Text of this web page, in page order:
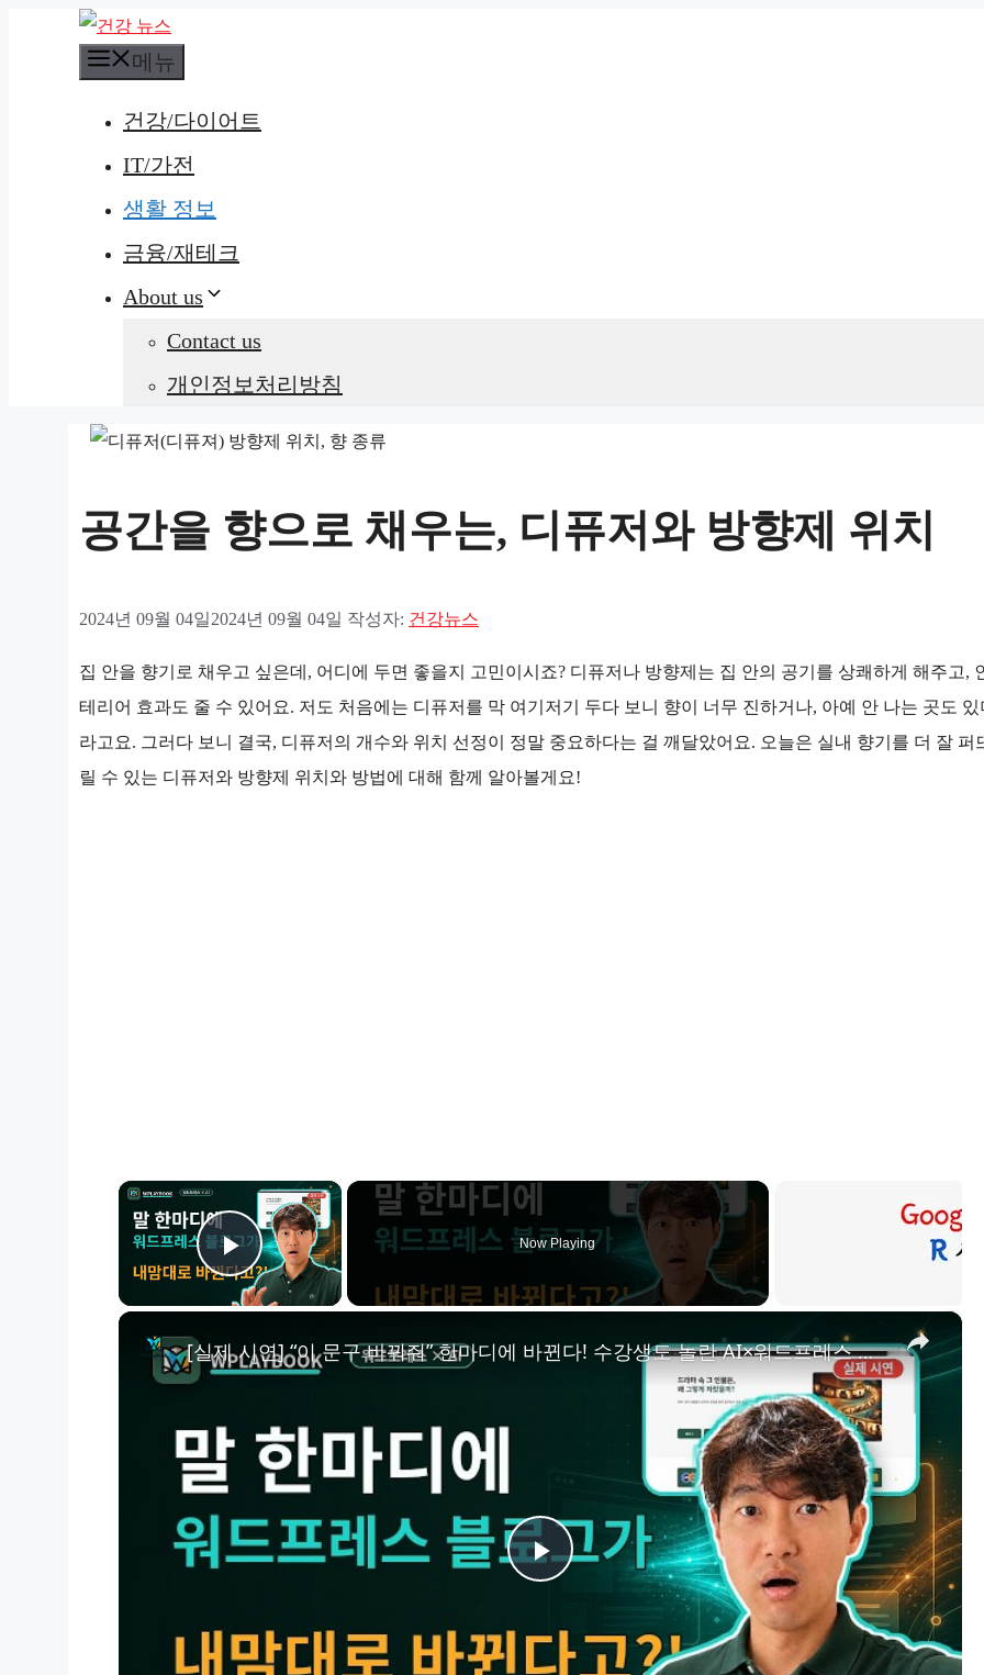
메뉴
건강/다이어트
IT/가전
생활 정보
금융/재테크
About us
Contact us
개인정보처리방침
공간을 향으로 채우는, 디퓨저와 방향제 위치
2024년 09월 04일2024년 09월 04일 작성자: 건강뉴스
집 안을 향기로 채우고 싶은데, 어디에 두면 좋을지 고민이시죠? 디퓨저나 방향제는 집 안의 공기를 상쾌하게 해주고,
테리어 효과도 줄 수 있어요. 저도 처음에는 디퓨저를 막 여기저기 두다 보니 향이 너무 진하거나, 아예 안 나는 곳도 있
라고요. 그러다 보니 결국, 디퓨저의 개수와 위치 선정이 정말 중요하다는 걸 깨달았어요. 오늘은 실내 향기를 더 잘 퍼
릴 수 있는 디퓨저와 방향제 위치와 방법에 대해 함께 알아볼게요!
×
Play Video
Now Playing
Play
Video
[실제 시연] “이 문구 바꿔줘” 한마디에 바뀐다! 수강생도 놀란 AI×워드프레스 실제 시연